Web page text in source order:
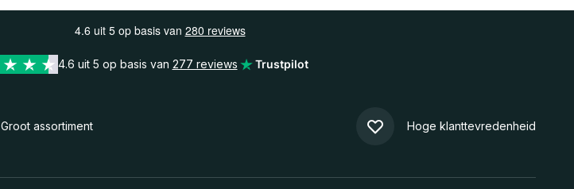
4.6 uit 5 op basis van 277 reviews Trustpilot
Groot assortiment Hoge klanttevredenheid